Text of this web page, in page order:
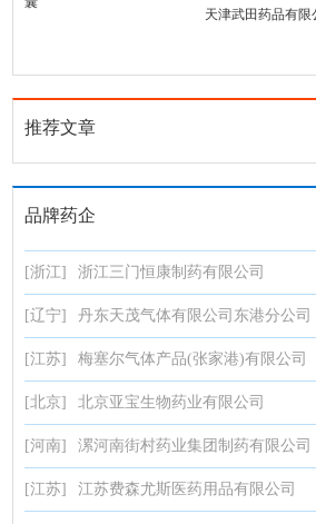
天津武田药品有限
推荐文章
品牌药企
[浙江] 浙江三门恒康制药有限公司
[辽宁] 丹东天茂气体有限公司东港分公司
[江苏] 梅塞尔气体产品(张家港)有限公司
[北京] 北京亚宝生物药业有限公司
[河南] 漯河南街村药业集团制药有限公司
[江苏] 江苏费森尤斯医药用品有限公司